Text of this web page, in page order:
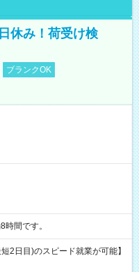
休み！荷受け検
ブランクOK
働8時間です。
2日目)のスピード就業が可能】